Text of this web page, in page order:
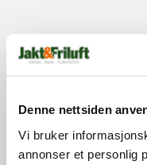
Denne nettsiden
Vi bruker
annonser et personlig